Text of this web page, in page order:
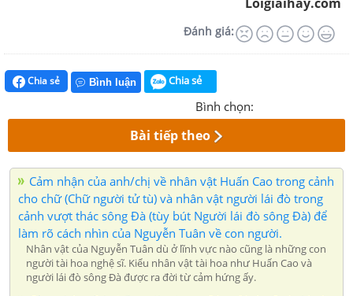
Đánh giá:
Chia sẻ Bình luận Chia sẻ
Bình chọn:
Bài tiếp theo
Cảm nhận của anh/chị về nhân vật Huấn Cao trong cảnh
cho chữ (Chữ người tử tù) và nhân vật người lái đò trong
cảnh vượt thác sông Đà (tùy bút Người lái đò sông Đà) để
làm rõ cách nhìn của Nguyễn Tuân về con người.
Nhân vật của Nguyễn Tuân dù ở lĩnh vực nào cũng là những con
người tài hoa nghệ sĩ. Kiểu nhân vật tài hoa như Huấn Cao và
người lái đò sông Đà được ra đời từ cảm hứng ấy.